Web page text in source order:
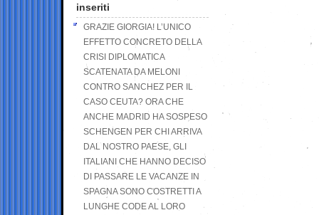
inseriti
GRAZIE GIORGIA! L’UNICO
EFFETTO CONCRETO DELLA
CRISI DIPLOMATICA
SCATENATA DA MELONI
CONTRO SANCHEZ PER IL
CASO CEUTA? ORA CHE
ANCHE MADRID HA SOSPESO
SCHENGEN PER CHI ARRIVA
DAL NOSTRO PAESE, GLI
ITALIANI CHE HANNO DECISO
DI PASSARE LE VACANZE IN
SPAGNA SONO COSTRETTI A
LUNGHE CODE AL LORO